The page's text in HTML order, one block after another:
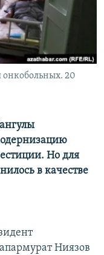
онкобольных. 20
Но для
в качестве
Ниязов